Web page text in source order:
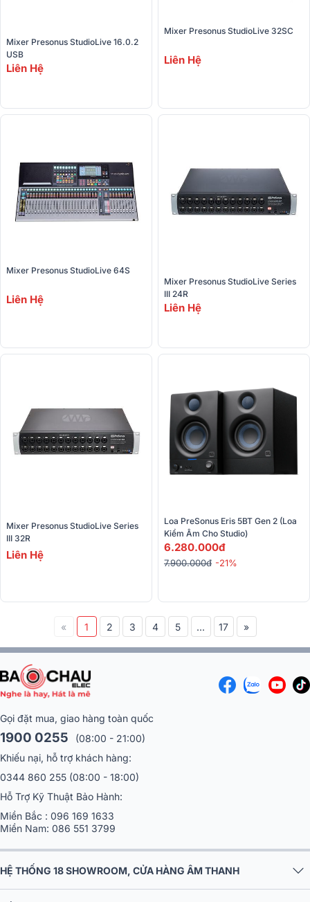
Mixer Presonus StudioLive 16.0.2
USB
Liên Hệ
Mixer Presonus StudioLive 32SC
Liên Hệ
Mixer Presonus StudioLive 64S
Liên Hệ
Mixer Presonus StudioLive Series
III 24R
Liên Hệ
Mixer Presonus StudioLive Series
III 32R
Liên Hệ
Loa PreSonus Eris 5BT Gen 2 (Loa
Kiểm Âm Cho Studio)
6.280.000đ
7.900.000đ -21%
« 1 2 3 4 5 ... 17 »
Gọi đặt mua, giao hàng toàn quốc
1900 0255
(08:00 - 21:00)
Khiếu nại, hỗ trợ khách hàng:
0344 860 255 (08:00 - 18:00)
Hỗ Trợ Kỹ Thuật Bảo Hành:
Miền Bắc : 096 169 1633
Miền Nam: 086 551 3799
HỆ THỐNG 18 SHOWROOM, CỬA HÀNG ÂM THANH